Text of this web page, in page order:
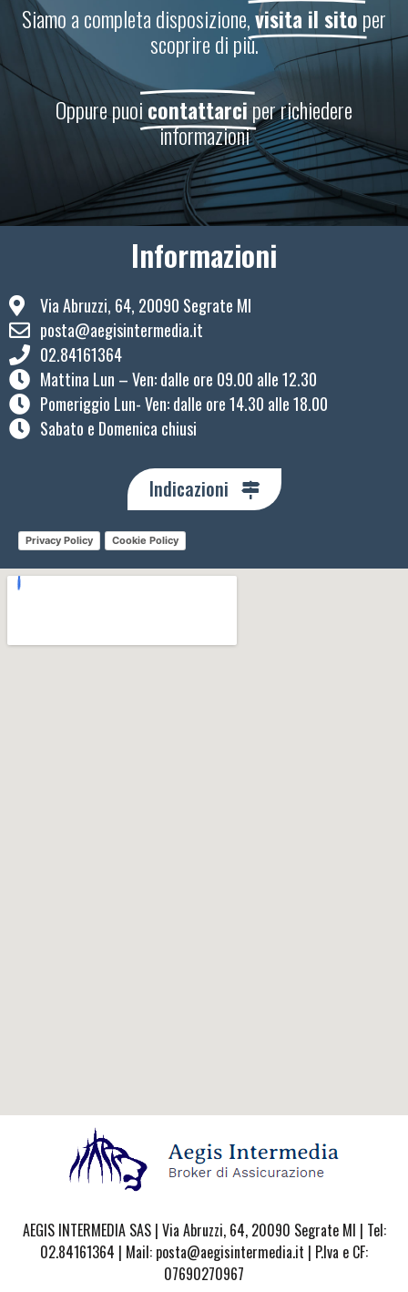
Siamo a completa disposizione,visita il sitoper
scoprire di più.
Oppure puoicontattarciper richiedere
informazioni
Informazioni
Via Abruzzi, 64, 20090 Segrate MI
posta@aegisintermedia.it
02.84161364
Mattina Lun – Ven: ​dalle ore 09.00 alle 12.30
Pomeriggio Lun- Ven: dalle ore 14.30 alle 18.00
Sabato e Domenica chiusi
Indicazioni
Privacy Policy Cookie Policy
AEGIS INTERMEDIA SAS | Via Abruzzi, 64, 20090 Segrate MI | Tel:
02.84161364 | Mail: posta@aegisintermedia.it | P.Iva e CF:
07690270967